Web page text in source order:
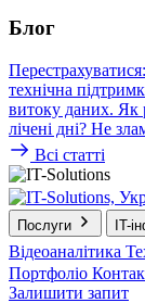
Блог
технічна
витоку даних. Як
лічені дні? Не
Всі статті
Послуги IT-
Відеоаналітика
Портфоліо
Залишити запит